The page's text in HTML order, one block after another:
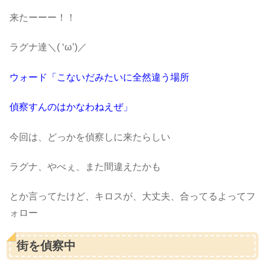
来たーーー！！
ラグナ達＼( ‘ω’)／
ウォード「こないだみたいに全然違う場所
偵察すんのはかなわねえぜ」
今回は、どっかを偵察しに来たらしい
ラグナ、やべぇ、また間違えたかも
とか言ってたけど、キロスが、大丈夫、合ってるよってフ
ォロー
街を偵察中